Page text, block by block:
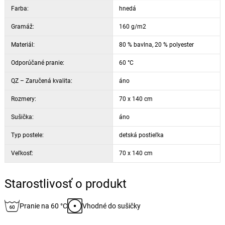
Farba: hnedá
Gramáž: 160 g/m2
Materiál: 80 % bavlna, 20 % polyester
Odporúčané pranie: 60 °C
QZ – Zaručená kvalita: áno
Rozmery: 70 x 140 cm
Sušička: áno
Typ postele: detská postieľka
Veľkosť: 70 x 140 cm
Starostlivosť o produkt
Pranie na 60 °C Vhodné do sušičky